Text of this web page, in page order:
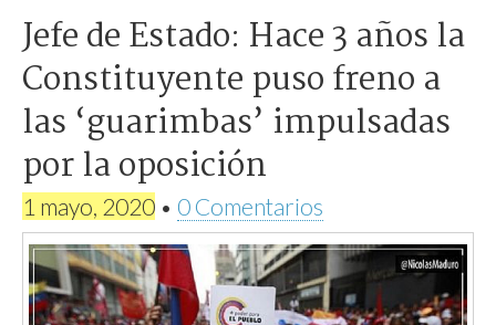
Jefe de Estado: Hace 3 años la
Constituyente puso freno a
las ‘guarimbas’ impulsadas
por la oposición
1 mayo, 2020 • 0 Comentarios